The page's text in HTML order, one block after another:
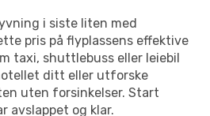
i siste liten med
pris på flyplassens effektive
taxi, shuttlebuss eller leiebil
ditt eller utforske
uten forsinkelser. Start
avslappet og klar.